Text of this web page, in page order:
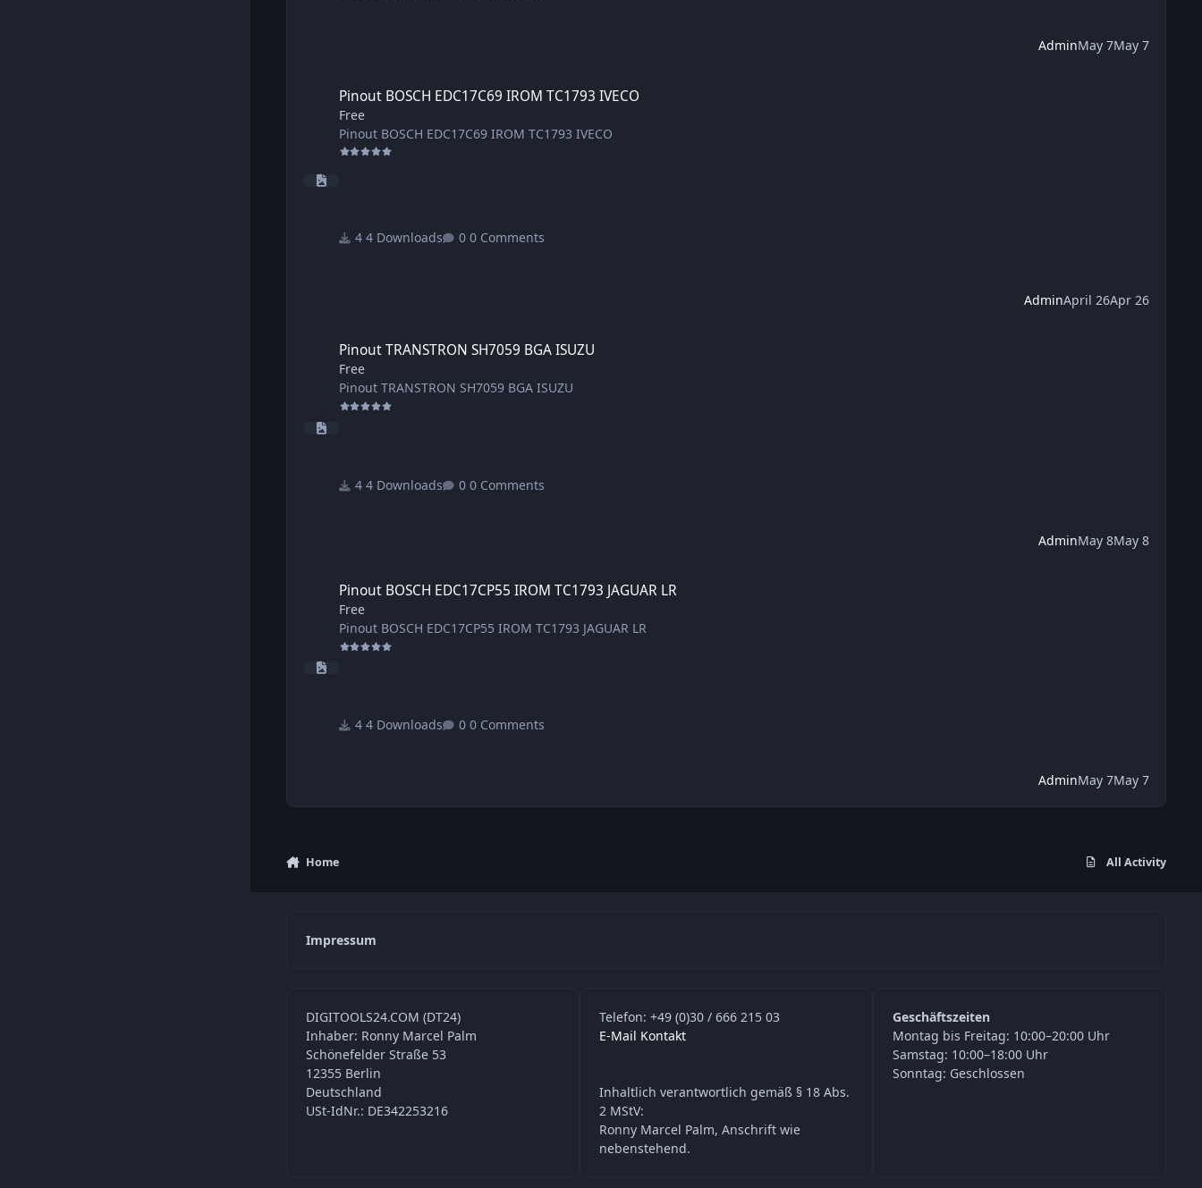
AdminMay 7May 7
Pinout BOSCH EDC17C69 IROM TC1793 IVECO
Free
Pinout BOSCH EDC17C69 IROM TC1793 IVECO
4 Downloads 0 Comments
AdminApril 26Apr 26
Pinout TRANSTRON SH7059 BGA ISUZU
Free
Pinout TRANSTRON SH7059 BGA ISUZU
4 Downloads 0 Comments
AdminMay 8May 8
Pinout BOSCH EDC17CP55 IROM TC1793 JAGUAR LR
Free
Pinout BOSCH EDC17CP55 IROM TC1793 JAGUAR LR
4 Downloads 0 Comments
AdminMay 7May 7
Home All Activity
Impressum
DIGITOOLS24.COM (DT24)
Inhaber: Ronny Marcel Palm
Schönefelder Straße 53
12355 Berlin
Deutschland
USt-IdNr.: DE342253216
Telefon: +49 (0)30 / 666 215 03
E-Mail Kontakt
Inhaltlich verantwortlich gemäß § 18 Abs.
2 MStV:
Ronny Marcel Palm, Anschrift wie
nebenstehend.
Geschäftszeiten
Montag bis Freitag: 10:00–20:00 Uhr
Samstag: 10:00–18:00 Uhr
Sonntag: Geschlossen